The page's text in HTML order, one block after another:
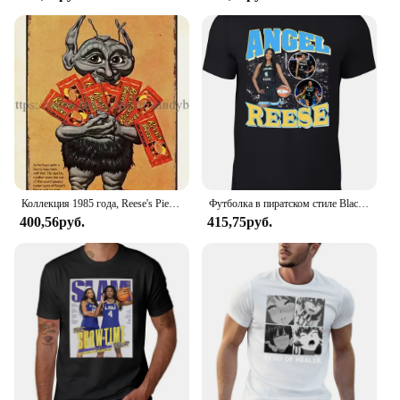
These earbuds are not just about style; they're built
to last. The robust plastic material ensures
durability, while the lightweight design makes them
a breeze to carry around. The earbuds are
compatible with a wide range of devices, making
them a versatile choice for both personal and
professional use. Whether you're tuning into your
favorite podcasts or diving into an immersive
audiobook, these earbuds deliver crisp, clear sound,
making them a reliable companion for all your
audio adventures.
**Perfect for Every Occasion**
The Reese Witherspoon thriller-inspired earbuds are
more than just a product; they're a statement. With
their discreet design and noise-isolating properties,
they allow you to immerse yourself in your audio
without distractions. Whether you're in the midst of
an intense workout, commuting to work, or simply
enjoying some downtime, these earbuds are the
perfect accessory for every occasion. With the
Коллекция 1985 года, Reese's Piece Alien Shadamedafas, металлический жестяной знак, домашний декор, Настенный декор
400,56руб.
Футболка в пиратском стиле Black Chicago Angel Reese 2025 года, высококачественный люксовый бренд из чистого хлопка, популярный международный вариант
415,75руб.